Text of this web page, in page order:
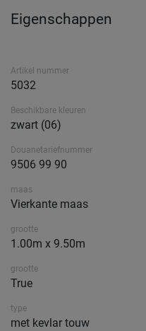
Eigenschappen
Artikel nummer
5032
Beschikbare kleuren
zwart (06)
Douanetariefnummer
9506 99 90
maas
Vierkante maas
grootte
1.00m x 9.50m
grootte
True
type
met kevlar touw